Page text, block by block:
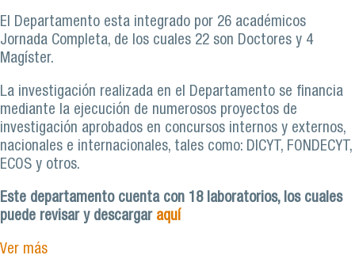
El Departamento esta integrado por 26 académicos
Jornada Completa, de los cuales 22 son Doctores y 4
Magíster.
La investigación realizada en el Departamento se financia
mediante la ejecución de numerosos proyectos de
investigación aprobados en concursos internos y externos,
nacionales e internacionales, tales como: DICYT, FONDECYT,
ECOS y otros.
Este departamento cuenta con 18 laboratorios, los cuales
puede revisar y descargar aquí
Ver más